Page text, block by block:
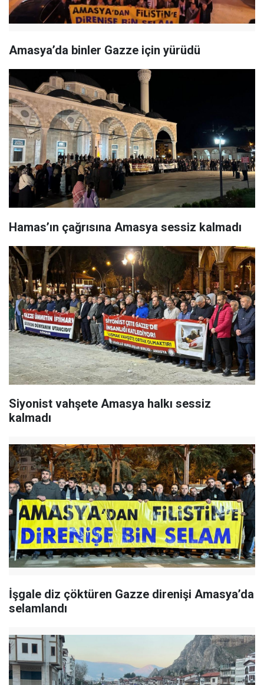
Amasya’da binler Gazze için yürüdü
Hamas’ın çağrısına Amasya sessiz kalmadı
Siyonist vahşete Amasya halkı sessiz
kalmadı
İşgale diz çöktüren Gazze direnişi Amasya’da
selamlandı